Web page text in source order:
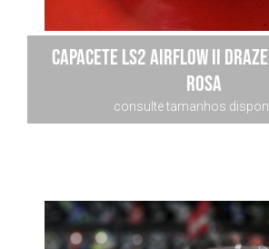
Capacete Ls2 Airflow Ii
Rosa
consulte tamanhos